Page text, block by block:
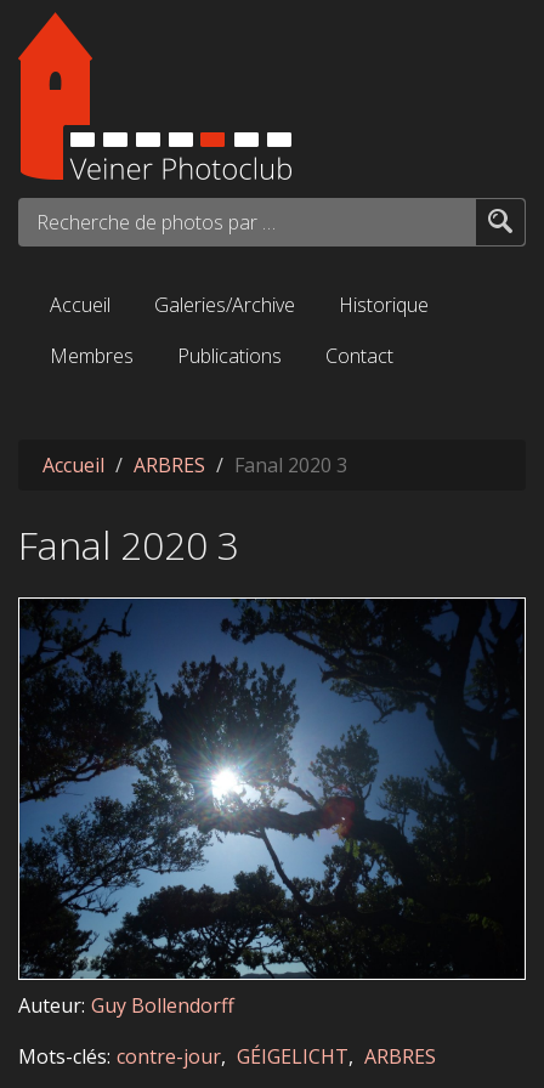
Aller au contenu principal
Recherche de photos par mots-clés...
Accueil Galeries/Archive
Historique
Membres
Publications Contact
Accueil ARBRES Fanal 2020 3
Fanal 2020 3
Auteur Guy Bollendorff
Mots-clés contre-jour GÉIGELICHT ARBRES